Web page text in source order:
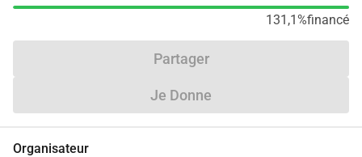
131,1%financé
Partager
Je Donne
Organisateur